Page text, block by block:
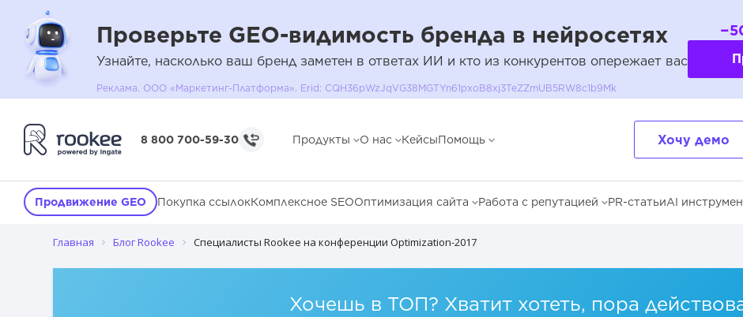
Проверьте GEO-видимость бренда в нейросетях
Узнайте, насколько ваш бренд заметен в ответах ИИ и кто из конкурентов опережает вас
Реклама. ООО «Маркетинг-Платформа». Erid: CQH36pWzJqVG38MGTYn61pxoB8xj3TeZZmUB5RW8c1b9Mk
8 800 700-59-30 Продукты О нас КейсыПомощь Хочу демо
Продвижение GEO Покупка ссылокКомплексное SEOОптимизация сайта Работа с репутацией PR-статьиAI
Главная Блог Rookee Специалисты Rookee на конференции Optimization-2017
Хочешь в ТОП? Хватит хотеть, пора